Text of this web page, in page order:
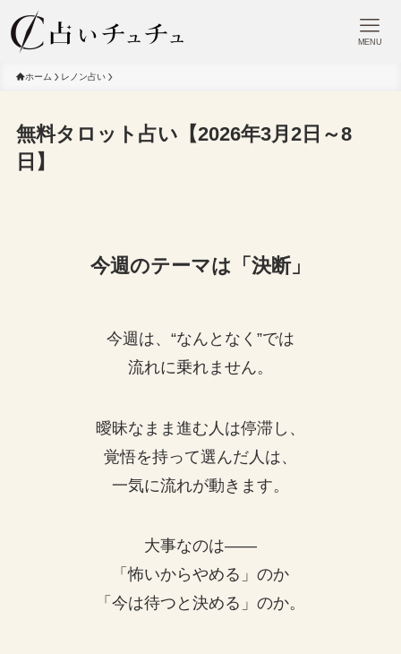
MENU
ホーム レノン占い
無料タロット占い【2026年3月2日～8
日】
今週のテーマは「決断」
今週は、“なんとなく”では
流れに乗れません。
曖昧なまま進む人は停滞し、
覚悟を持って選んだ人は、
一気に流れが動きます。
大事なのは——
「怖いからやめる」のか
「今は待つと決める」のか。